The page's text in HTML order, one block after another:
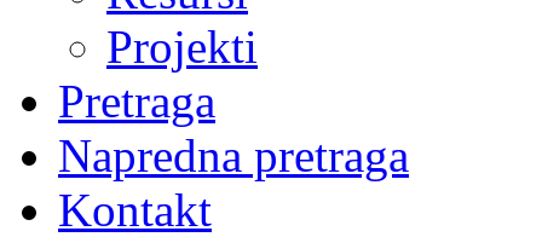
Projekti
Pretraga
Napredna pretraga
Kontakt